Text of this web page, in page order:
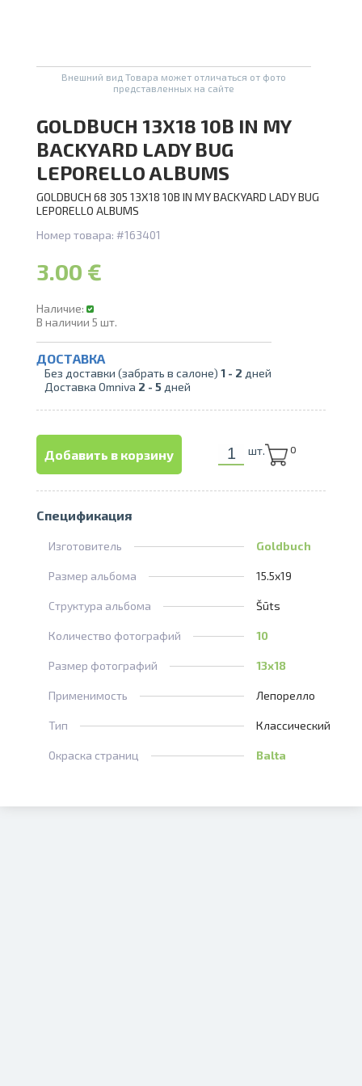
Внешний вид Товара может отличаться от фото
представленных на сайте
GOLDBUCH 13X18 10B IN MY
BACKYARD LADY BUG
LEPORELLO ALBUMS
GOLDBUCH 68 305 13X18 10B IN MY BACKYARD LADY BUG
LEPORELLO ALBUMS
Номер товара: #163401
3.00 €
Наличие:
В наличии 5 шт.
ДОСТАВКА
Без доставки (забрать в салоне) 1 - 2 дней
Доставка Omniva 2 - 5 дней
Добавить в корзину шт. 0
Спецификация
Изготовитель Goldbuch
Размер альбома 15.5x19
Структура альбома Šūts
Количество фотографий 10
Размер фотографий 13x18
Применимость Лепорелло
Тип Классический
Окраска страниц Balta